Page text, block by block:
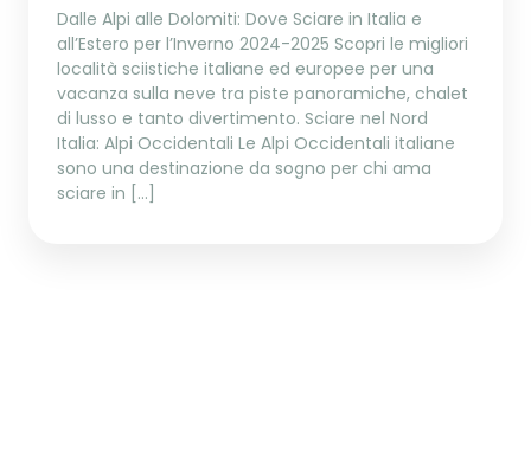
Dalle Alpi alle Dolomiti: Dove Sciare in Italia e
all’Estero per l’Inverno 2024-2025 Scopri le migliori
località sciistiche italiane ed europee per una
vacanza sulla neve tra piste panoramiche, chalet
di lusso e tanto divertimento. Sciare nel Nord
Italia: Alpi Occidentali Le Alpi Occidentali italiane
sono una destinazione da sogno per chi ama
sciare in […]